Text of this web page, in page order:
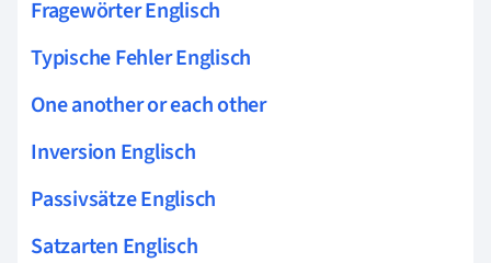
Fragewörter Englisch
Typische Fehler Englisch
One another or each other
Inversion Englisch
Passivsätze Englisch
Satzarten Englisch